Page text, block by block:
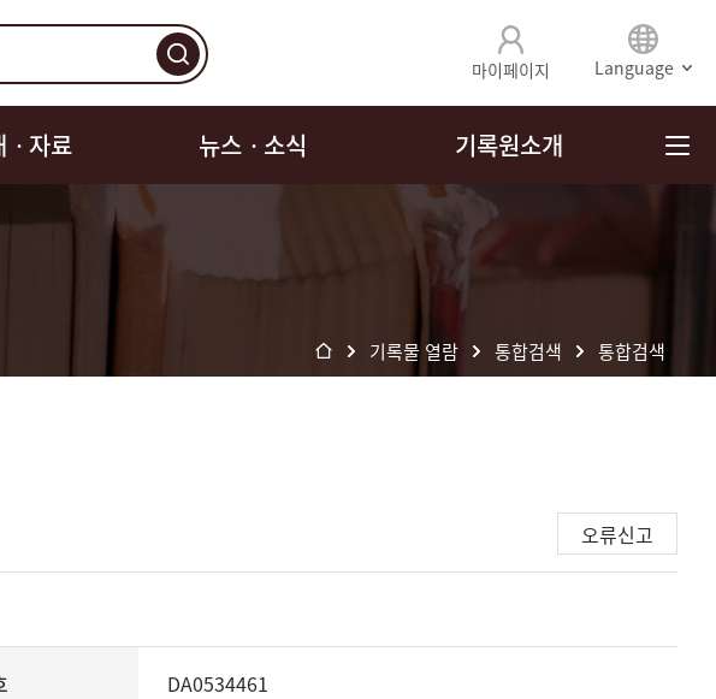
마이페이지 Language
ㆍ자료 뉴스ㆍ소식 기록원소개
기록물 열람 통합검색 통합검색
오류신고
DA0534461